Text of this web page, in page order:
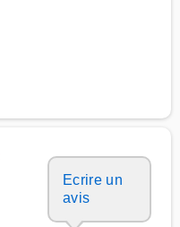
Ecrire un
avis